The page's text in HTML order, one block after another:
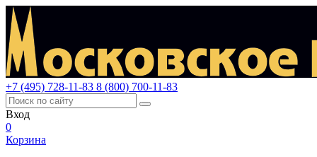
+7 (495) 728-11-83 8 (800) 700-11-83
Вход
0
Корзина